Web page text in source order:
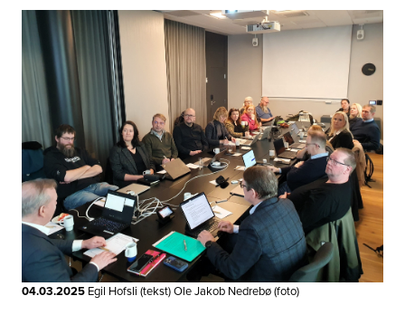
04.03.2025 Egil Hofsli (tekst) Ole Jakob Nedrebø (foto)